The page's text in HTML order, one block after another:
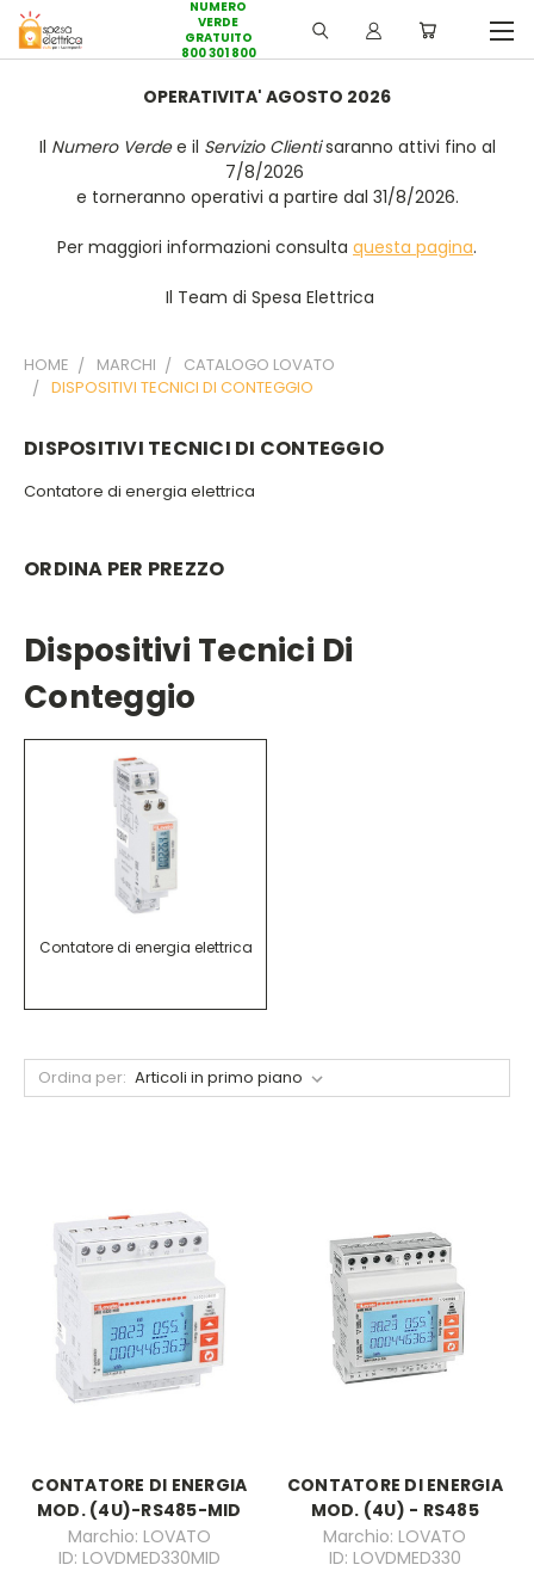
NUMERO
VERDE
GRATUITO
800 301 800
OPERATIVITA' AGOSTO 2026
Il Numero Verdee il Servizio Clientisaranno attivi fino al
7/8/2026
e torneranno operativi a partire dal 31/8/2026.
Per maggiori informazioni consulta questa pagina.
Il Team di Spesa Elettrica
HOME MARCHI
CATALOGO LOVATO
DISPOSITIVI TECNICI DI CONTEGGIO
DISPOSITIVI TECNICI DI CONTEGGIO
Contatore di energia elettrica
ORDINA PER PREZZO
Dispositivi Tecnici Di
Conteggio
Contatore di energia elettrica
Ordina per:
CONTATORE DI ENERGIA
MOD. (4U)-RS485-MID
Marchio: LOVATO
ID: LOVDMED330MID
CONTATORE DI ENERGIA
MOD. (4U) - RS485
Marchio: LOVATO
ID: LOVDMED330